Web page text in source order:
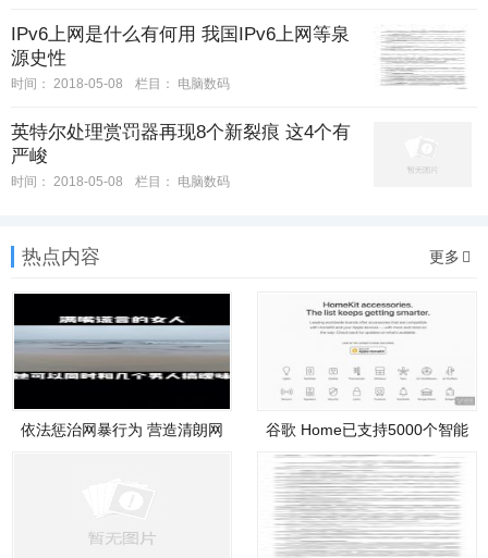
IPv6上网是什么有何用 我国IPv6上网等泉
源史性
时间： 2018-05-08 栏目： 电脑数码
英特尔处理赏罚器再现8个新裂痕 这4个有
严峻
时间： 2018-05-08 栏目： 电脑数码
热点内容 更多
依法惩治网暴行为 营造清朗网
谷歌 Home已支持5000个智能